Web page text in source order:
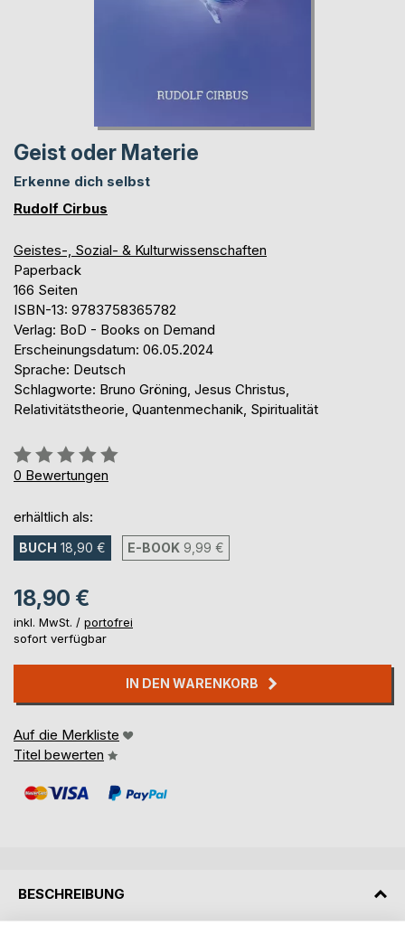
Geist oder Materie
Erkenne dich selbst
Rudolf Cirbus
Geistes-, Sozial- & Kulturwissenschaften
Paperback
166 Seiten
ISBN-13: 9783758365782
Verlag: BoD - Books on Demand
Erscheinungsdatum: 06.05.2024
Sprache: Deutsch
Schlagworte: Bruno Gröning, Jesus Christus,
Relativitätstheorie, Quantenmechanik, Spiritualität
Bewertung::
0%
0 Bewertungen
erhältlich als:
BUCH 18,90 € E-BOOK 9,99 €
18,90 €
inkl. MwSt. / portofrei
sofort verfügbar
IN DEN WARENKORB
Auf die Merkliste
Titel bewerten
BESCHREIBUNG